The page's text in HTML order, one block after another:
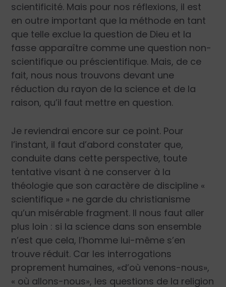
scientificité. Mais pour nos réflexions, il est
en outre important que la méthode en tant
que telle exclue la question de Dieu et la
fasse apparaître comme une question non-
scientifique ou préscientifique. Mais, de ce
fait, nous nous trouvons devant une
réduction du rayon de la science et de la
raison, qu’il faut mettre en question.
Je reviendrai encore sur ce point. Pour
l’instant, il faut d’abord constater que,
conduite dans cette perspective, toute
tentative visant à ne conserver à la
théologie que son caractère de discipline «
scientifique » ne garde du christianisme
qu’un misérable fragment. Il nous faut aller
plus loin : si la science dans son ensemble
n’est que cela, l’homme lui-même s’en
trouve réduit. Car les interrogations
proprement humaines, «d’où venons-nous»,
« où allons-nous», les questions de la religion